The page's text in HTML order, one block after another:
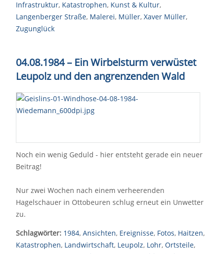
Infrastruktur, Katastrophen, Kunst & Kultur,
Langenberger Straße, Malerei, Müller, Xaver Müller,
Zugunglück
04.08.1984 – Ein Wirbelsturm verwüstet
Leupolz und den angrenzenden Wald
Noch ein wenig Geduld - hier entsteht gerade ein neuer
Beitrag!
Nur zwei Wochen nach einem verheerenden
Hagelschauer in Ottobeuren schlug erneut ein Unwetter
zu.
Schlagwörter: 1984, Ansichten, Ereignisse, Fotos, Haitzen,
Katastrophen, Landwirtschaft, Leupolz, Lohr, Ortsteile,